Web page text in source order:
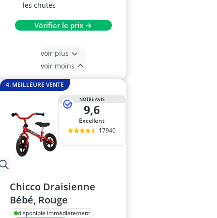
les chutes
Vérifier le prix →
voir plus
voir moins
4. MEILLEURE VENTE
NOTRE AVIS
9,6
Excellent
17940
Chicco Draisienne
Bébé, Rouge
disponible immédiatement